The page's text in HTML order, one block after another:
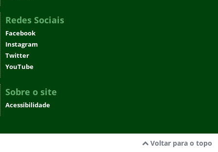
Redes Sociais
Facebook
Instagram
Twitter
YouTube
Sobre o site
Acessibilidade
Voltar para o topo